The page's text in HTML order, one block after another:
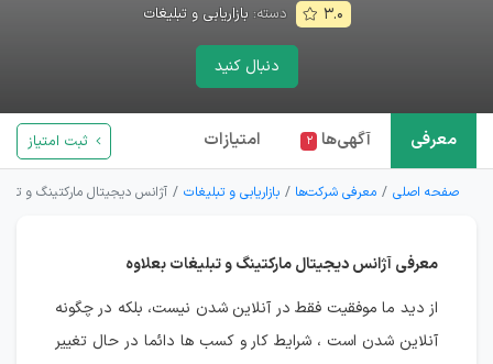
۳.۰ دسته:بازاریابی و تبلیغات
دنبال کنید
معرفی آگهی‌ها ۲ امتیازات ثبت امتیاز
صفحه اصلی معرفی شرکت‌ها بازاریابی و تبلیغات آژانس دیجیتال مارکتینگ و
معرفی آژانس دیجیتال مارکتینگ و تبلیغات بعلاوه
از دید ما موفقیت فقط در آنلاین شدن نیست، بلکه در چگونه
آنلاین شدن است ، شرایط کار و کسب ها دائما در حال تغییر